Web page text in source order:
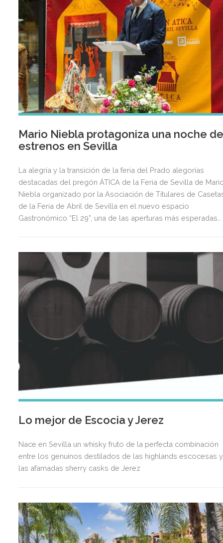
Mario Niebla protagoniza una noche
estrenos en Sevilla
La alegría y la transición de la feria del Prado alegorías
destacadas del pregón ÁTICA de la Feria de Sevilla de
Niebla organizado por la Asociación de Titulares de
de la Feria de Abril de Sevilla en el nuevo espacio
Gastronómico “El 29”, una de las aperturas más esperadas
Lo mejor de Escocia y Jerez
Nace en Sevilla un whisky fruto de la perfecta combinación
entre los genuinos destilados de las highlands escocesas y
las afamadas sherry casks de Jerez